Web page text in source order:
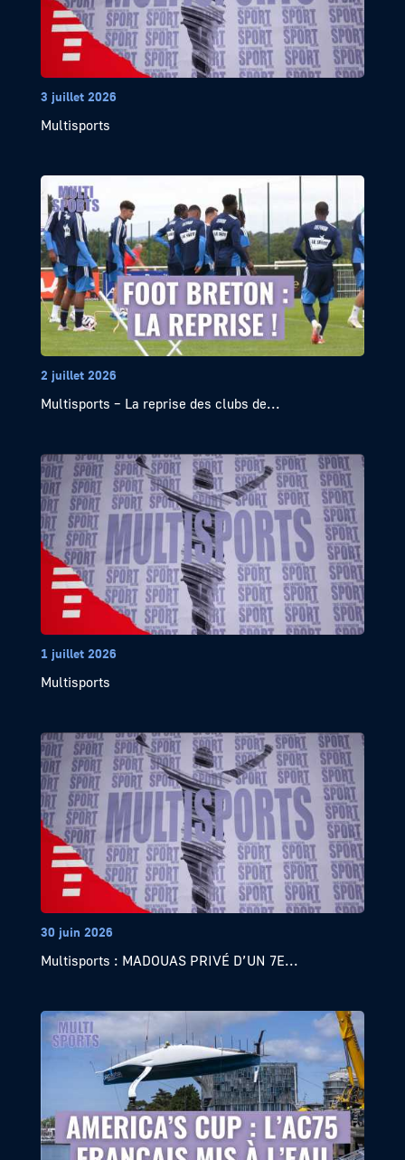
3 juillet 2026
Multisports
2 juillet 2026
Multisports – La reprise des clubs de...
1 juillet 2026
Multisports
30 juin 2026
Multisports : MADOUAS PRIVÉ D’UN 7E...